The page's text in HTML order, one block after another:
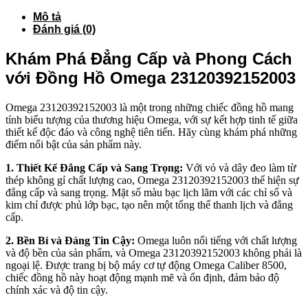
Mô tả
Đánh giá (0)
Khám Phá Đẳng Cấp và Phong Cách
với Đồng Hồ Omega 23120392152003
Omega 23120392152003 là một trong những chiếc đồng hồ mang
tính biểu tượng của thương hiệu Omega, với sự kết hợp tinh tế giữa
thiết kế độc đáo và công nghệ tiên tiến. Hãy cùng khám phá những
điểm nổi bật của sản phẩm này.
1. Thiết Kế Đẳng Cấp và Sang Trọng: Với vỏ và dây đeo làm từ
thép không gỉ chất lượng cao, Omega 23120392152003 thể hiện sự
đẳng cấp và sang trọng. Mặt số màu bạc lịch lãm với các chỉ số và
kim chỉ được phủ lớp bạc, tạo nên một tổng thể thanh lịch và đẳng
cấp.
2. Bền Bỉ và Đáng Tin Cậy: Omega luôn nổi tiếng với chất lượng
và độ bền của sản phẩm, và Omega 23120392152003 không phải là
ngoại lệ. Được trang bị bộ máy cơ tự động Omega Caliber 8500,
chiếc đồng hồ này hoạt động mạnh mẽ và ổn định, đảm bảo độ
chính xác và độ tin cậy.